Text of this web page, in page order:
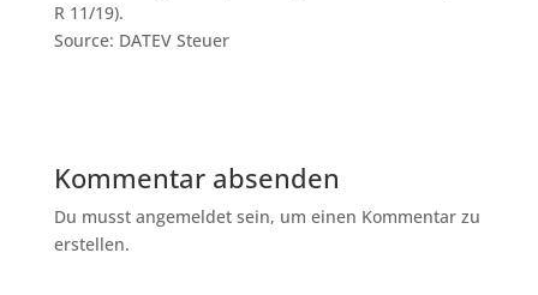
R 11/19).
Source: DATEV Steuer
Kommentar absenden
Du musst angemeldet sein, um einen Kommentar zu
erstellen.